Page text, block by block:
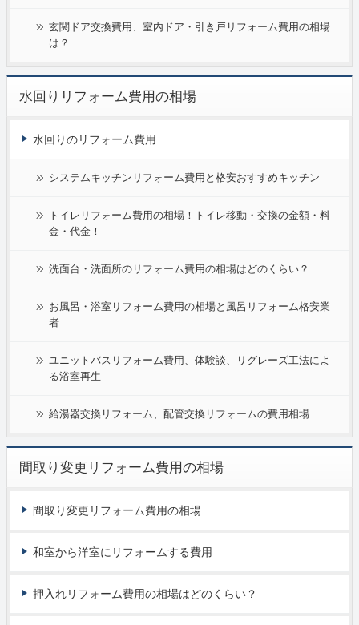
玄関ドア交換費用、室内ドア・引き戸リフォーム費用の相場
は？
水回りリフォーム費用の相場
水回りのリフォーム費用
システムキッチンリフォーム費用と格安おすすめキッチン
トイレリフォーム費用の相場！トイレ移動・交換の金額・料
金・代金！
洗面台・洗面所のリフォーム費用の相場はどのくらい？
お風呂・浴室リフォーム費用の相場と風呂リフォーム格安業
者
ユニットバスリフォーム費用、体験談、リグレーズ工法によ
る浴室再生
給湯器交換リフォーム、配管交換リフォームの費用相場
間取り変更リフォーム費用の相場
間取り変更リフォーム費用の相場
和室から洋室にリフォームする費用
押入れリフォーム費用の相場はどのくらい？